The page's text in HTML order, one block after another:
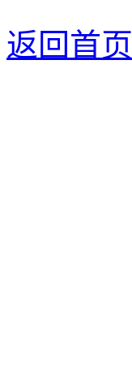
返回首页